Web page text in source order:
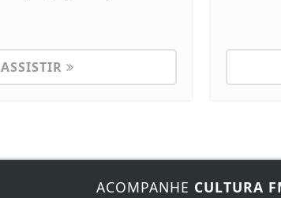
ASSISTIR
ACOMPANHE CULTURA